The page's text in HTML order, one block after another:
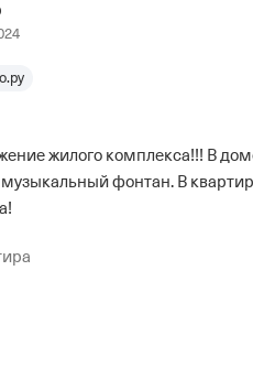
жилого комплекса!!! В
фонтан. В